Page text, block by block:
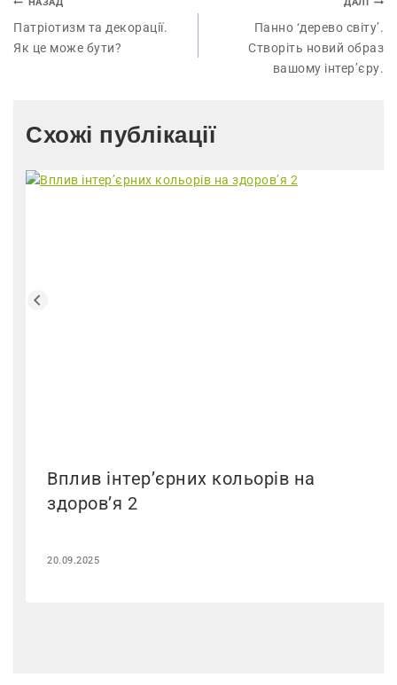
НАЗАД
Патріотизм та декорації.
Як це може бути?
ДАЛІ
Панно ‘дерево світу’.
Створіть новий образ
вашому інтер’єру.
Схожі публікації
Вплив інтер’єрних кольорів на
здоров’я 2
20.09.2025